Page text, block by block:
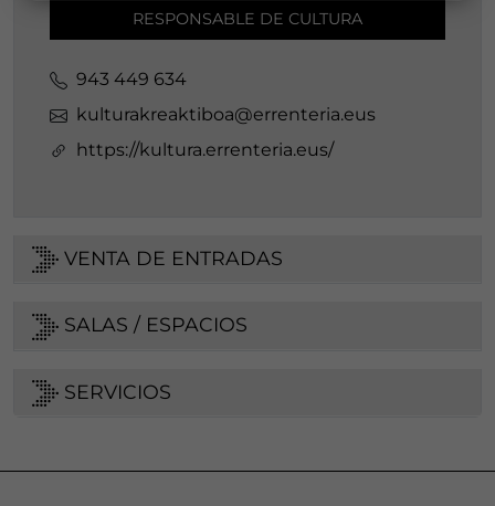
RESPONSABLE DE CULTURA
943 449 634
kulturakreaktiboa@errenteria.eus
https://kultura.errenteria.eus/
VENTA DE ENTRADAS
SALAS / ESPACIOS
SERVICIOS